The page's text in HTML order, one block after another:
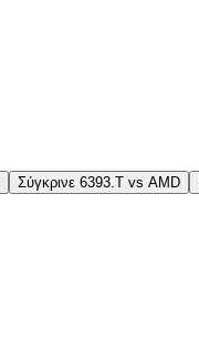
Σύγκρινε 6393.T vs AMD